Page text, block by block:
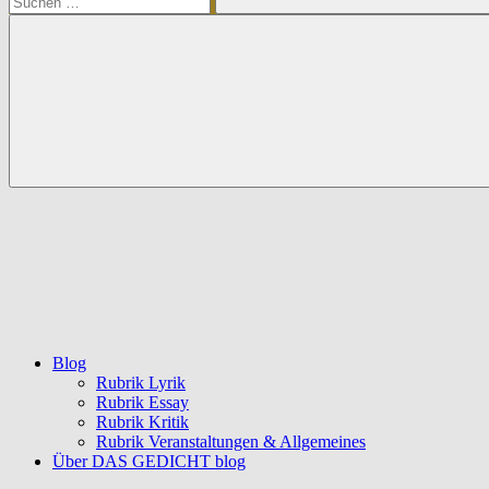
Suchen
Blog
Rubrik Lyrik
Rubrik Essay
Rubrik Kritik
Rubrik Veranstaltungen & Allgemeines
Über DAS GEDICHT blog